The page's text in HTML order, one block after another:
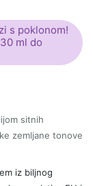
s poklonom!
ml do
sitnih
zemljane tonove
iz biljnog